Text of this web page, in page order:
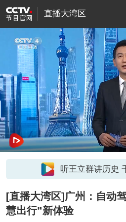
直播大湾区
听王立群讲历史
[直播大湾区]广州：自动
慧出行”新体验